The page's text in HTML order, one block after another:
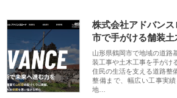
株式会社アドバン
市で手がける舗装
山形県鶴岡市で地域の道路
装工事や土木工事を手がけ
住民の生活を支える道路整
整備まで、幅広い工事実
地…